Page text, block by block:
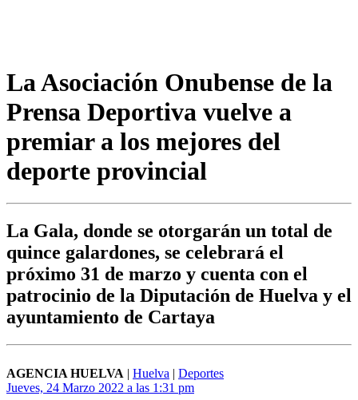
La Asociación Onubense de la
Prensa Deportiva vuelve a
premiar a los mejores del
deporte provincial
La Gala, donde se otorgarán un total de
quince galardones, se celebrará el
próximo 31 de marzo y cuenta con el
patrocinio de la Diputación de Huelva y el
ayuntamiento de Cartaya
AGENCIA HUELVA | Huelva | Deportes
Jueves, 24 Marzo 2022 a las 1:31 pm